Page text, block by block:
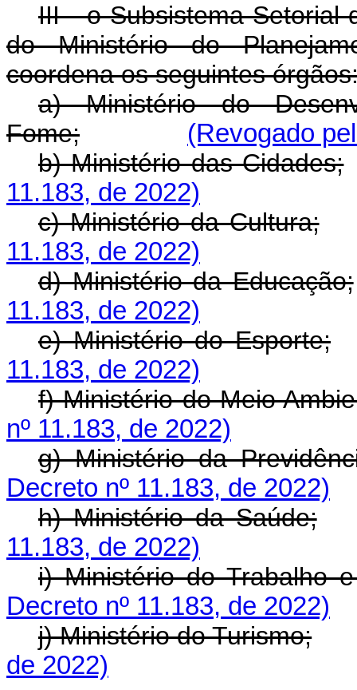
III - o Subsistema Setorial
do Ministério do
coordena os seguintes
a) Ministério do
Fome;
(Revogado
b) Ministério das Cidades;
11.183, de 2022)
c) Ministério da Cultura;
11.183, de 2022)
d) Ministério da Educação;
11.183, de 2022)
e) Ministério do Esporte;
11.183, de 2022)
f) Ministério do Meio
nº 11.183, de 2022)
g) Ministério da
Decreto nº 11.183, de 2022)
h) Ministério da Saúde;
11.183, de 2022)
i) Ministério do Trabalho
Decreto nº 11.183, de 2022)
j) Ministério do Turismo;
de 2022)